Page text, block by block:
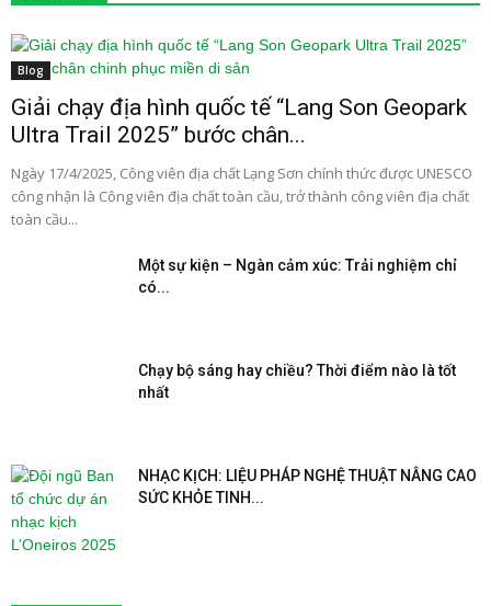
Blog
Giải chạy địa hình quốc tế “Lang Son Geopark
Ultra Trail 2025” bước chân...
Ngày 17/4/2025, Công viên địa chất Lạng Sơn chính thức được UNESCO
công nhận là Công viên địa chất toàn cầu, trở thành công viên địa chất
toàn cầu...
Một sự kiện – Ngàn cảm xúc: Trải nghiệm chỉ
có...
Chạy bộ sáng hay chiều? Thời điểm nào là tốt
nhất
NHẠC KỊCH: LIỆU PHÁP NGHỆ THUẬT NÂNG CAO
SỨC KHỎE TINH...